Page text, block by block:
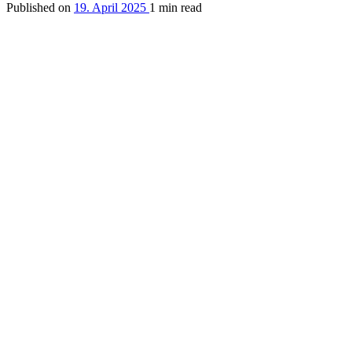
Published on 19. April 2025 1 min read